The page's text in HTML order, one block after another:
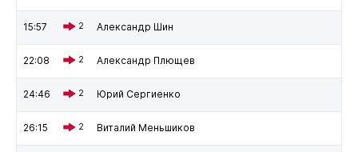
15:57 2 Александр Шин
22:08 2 Александр Плющев
24:46 2 Юрий Сергиенко
26:15 2 Виталий Меньшиков